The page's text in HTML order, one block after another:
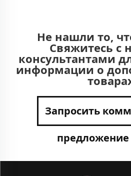
Не нашли то,
Свяжитесь с
консультантами
информации о
Запросить
предложение